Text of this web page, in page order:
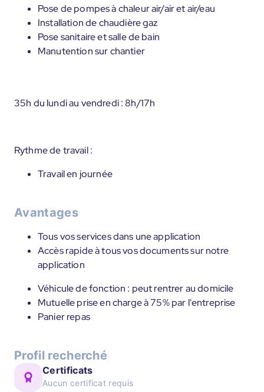
Pose de pompes à chaleur air/air et air/eau
Installation de chaudière gaz
Pose sanitaire et salle de bain
Manutention sur chantier
35h du lundi au vendredi : 8h/17h
Rythme de travail :
Travail en journée
Avantages
Tous vos services dans une application
Accès rapide à tous vos documents sur notre
application
Véhicule de fonction : peut rentrer au domicile
Mutuelle prise en charge à 75% par l'entreprise
Panier repas
Profil recherché
Certificats
Aucun certificat requis